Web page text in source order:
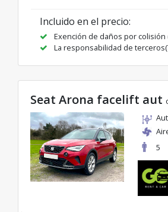
Incluido en el precio:
Exención de daños por colisión
La responsabilidad de
Seat Arona facelift aut
5